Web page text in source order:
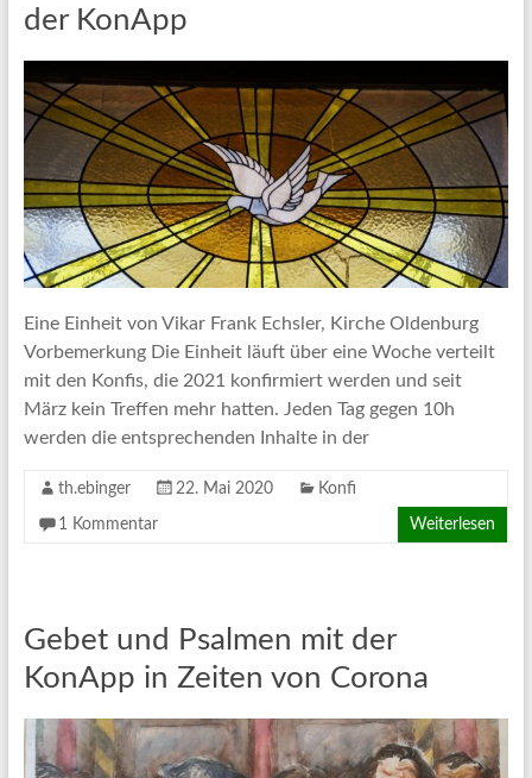
der KonApp
Eine Einheit von Vikar Frank Echsler, Kirche Oldenburg
Vorbemerkung Die Einheit läuft über eine Woche verteilt
mit den Konfis, die 2021 konfirmiert werden und seit
März kein Treffen mehr hatten. Jeden Tag gegen 10h
werden die entsprechenden Inhalte in der
th.ebinger 22. Mai 2020 Konfi
1 Kommentar Weiterlesen
Gebet und Psalmen mit der
KonApp in Zeiten von Corona